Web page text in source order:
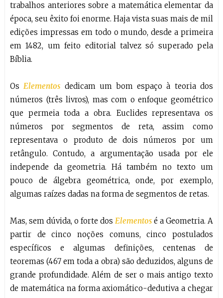
trabalhos anteriores sobre a matemática elementar da
época, seu êxito foi enorme. Haja vista suas mais de mil
edições impressas em todo o mundo, desde a primeira
em 1482, um feito editorial talvez só superado pela
Bíblia.
OsElementos dedicam um bom espaço à teoria dos
números (três livros), mas com o enfoque geométrico
que permeia toda a obra. Euclides representava os
números por segmentos de reta, assim como
representava o produto de dois números por um
retângulo. Contudo, a argumentação usada por ele
independe da geometria. Há também no texto um
pouco de álgebra geométrica, onde, por exemplo,
algumas raízes dadas na forma de segmentos de retas.
Mas, sem dúvida, o forte dosElementos é a Geometria. A
partir de cinco noções comuns, cinco postulados
específicos e algumas definições, centenas de
teoremas (467 em toda a obra) são deduzidos, alguns de
grande profundidade. Além de ser o mais antigo texto
de matemática na forma axiomático-dedutiva a chegar